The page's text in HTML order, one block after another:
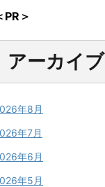
PR＞
アーカイブ
年8月
年7月
年6月
年5月